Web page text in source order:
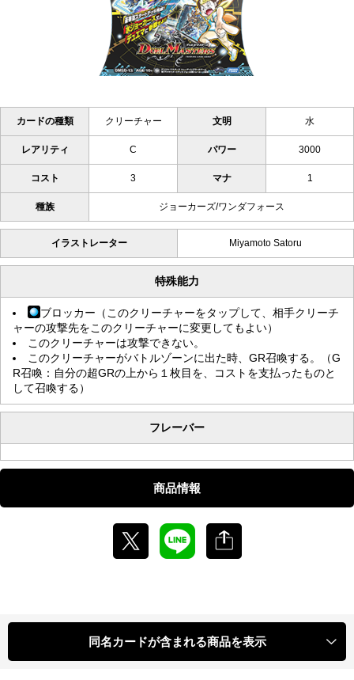
カードの種類 クリーチャー 文明 水
レアリティ C パワー 3000
コスト 3 マナ 1
種族 ジョーカーズ/ワンダフォース
イラストレーター Miyamoto Satoru
特殊能力
ブロッカー（このクリーチャーをタップして、相手クリーチ
ャーの攻撃先をこのクリーチャーに変更してもよい）
このクリーチャーは攻撃できない。
このクリーチャーがバトルゾーンに出た時、GR召喚する。（G
R召喚：自分の超GRの上から１枚目を、コストを支払ったものと
して召喚する）
フレーバー
商品情報
同名カードが含まれる商品を表示